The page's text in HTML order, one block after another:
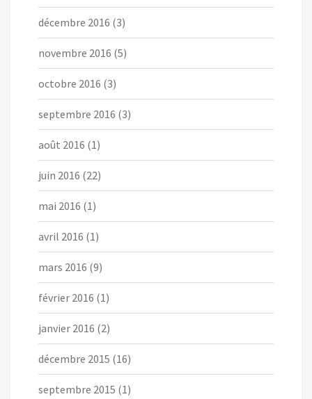
décembre 2016 (3)
novembre 2016 (5)
octobre 2016 (3)
septembre 2016 (3)
août 2016 (1)
juin 2016 (22)
mai 2016 (1)
avril 2016 (1)
mars 2016 (9)
février 2016 (1)
janvier 2016 (2)
décembre 2015 (16)
septembre 2015 (1)